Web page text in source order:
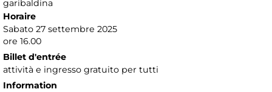
garibaldina
Horaire
Sabato 27 settembre 2025
ore 16.00
Billet d'entrée
attività e ingresso gratuito per tutti
Information